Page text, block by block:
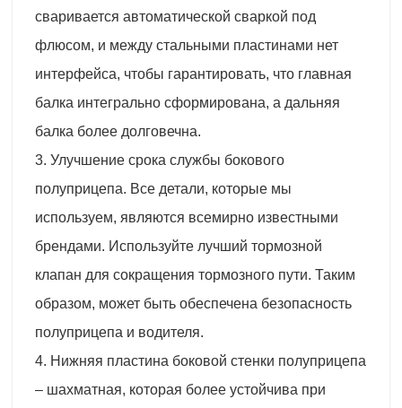
сваривается автоматической сваркой под
флюсом, и между стальными пластинами нет
интерфейса, чтобы гарантировать, что главная
балка интегрально сформирована, а дальняя
балка более долговечна.
3. Улучшение срока службы бокового
полуприцепа. Все детали, которые мы
используем, являются всемирно известными
брендами. Используйте лучший тормозной
клапан для сокращения тормозного пути. Таким
образом, может быть обеспечена безопасность
полуприцепа и водителя.
4. Нижняя пластина боковой стенки полуприцепа
– шахматная, которая более устойчива при